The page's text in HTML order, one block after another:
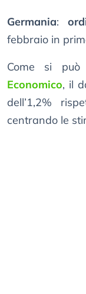
Germania:
febbraio in
Come si
Economico, il
dell’1,2%
centrando le